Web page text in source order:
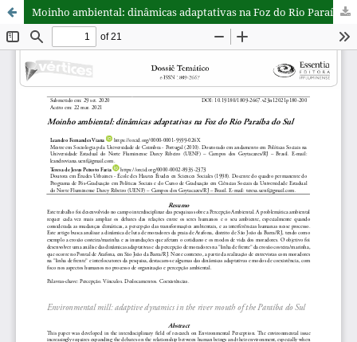
Moinho ambiental: dinâmicas adaptativas na Foz do Rio Paraíba do Sul